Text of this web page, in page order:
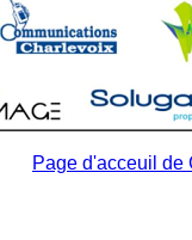
Page d'acceuil